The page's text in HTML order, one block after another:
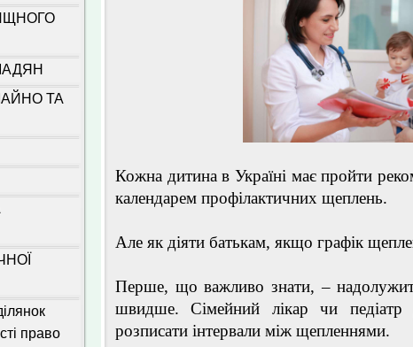
ТА
право
Кожна дитина в Україні має пройти
календарем профілактичних щеплень.
Але як діяти батькам, якщо графік
Перше, що важливо знати, –
швидше. Сімейний лікар чи педіатр
розписати інтервали між щепленнями.